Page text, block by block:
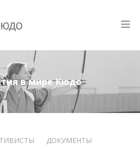
в мире Кюдо
ДОКУМЕНТЫ